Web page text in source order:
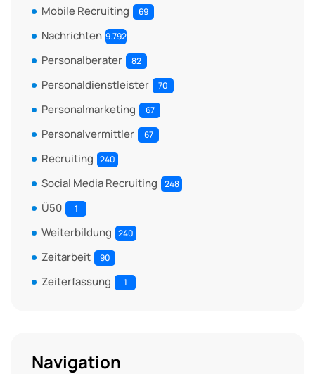
Mobile Recruiting 69
Nachrichten 9.792
Personalberater 82
Personaldienstleister 70
Personalmarketing 67
Personalvermittler 67
Recruiting 240
Social Media Recruiting 248
Ü50 1
Weiterbildung 240
Zeitarbeit 90
Zeiterfassung 1
Navigation